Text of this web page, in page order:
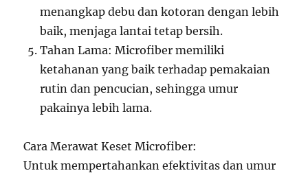
menangkap debu dan kotoran dengan lebih
baik, menjaga lantai tetap bersih.
Tahan Lama: Microfiber memiliki
ketahanan yang baik terhadap pemakaian
rutin dan pencucian, sehingga umur
pakainya lebih lama.
Cara Merawat Keset Microfiber:
Untuk mempertahankan efektivitas dan umur